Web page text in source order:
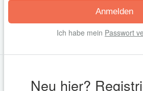
Ich habe mein Passwort
Neu hier?